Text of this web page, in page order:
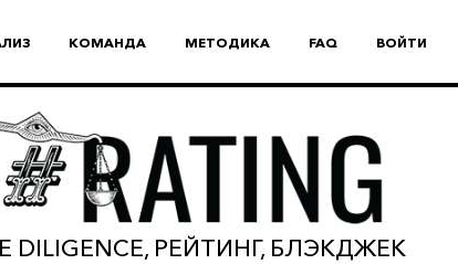
КОМАНДА МЕТОДИКА FAQ ВОЙТИ
РЕЙТИНГ, БЛЭКДЖЕК